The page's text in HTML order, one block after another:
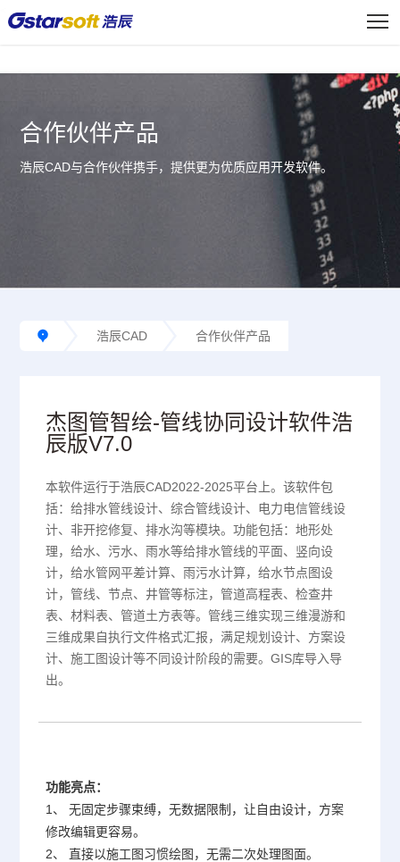
合作伙伴产品
浩辰CAD与合作伙伴携手，提供更为优质应用开发软件。
浩辰CAD 合作伙伴产品
杰图管智绘-管线协同设计软件浩
辰版V7.0
本软件运行于浩辰CAD2022-2025平台上。该软件包
括：给排水管线设计、综合管线设计、电力电信管线设
计、非开挖修复、排水沟等模块。功能包括：地形处
理，给水、污水、雨水等给排水管线的平面、竖向设
计，给水管网平差计算、雨污水计算，给水节点图设
计，管线、节点、井管等标注，管道高程表、检查井
表、材料表、管道土方表等。管线三维实现三维漫游和
三维成果自执行文件格式汇报，满足规划设计、方案设
计、施工图设计等不同设计阶段的需要。GIS库导入导
出。
功能亮点：
1、 无固定步骤束缚，无数据限制，让自由设计，方案
修改编辑更容易。
2、 直接以施工图习惯绘图，无需二次处理图面。